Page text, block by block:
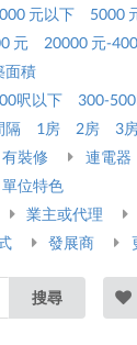
元以下 5000
元
20000 元-
面積
呎以下 300-
隔 1房 2房 3
有裝修 連電器
單位特色
業主或代理
發展商
搜尋